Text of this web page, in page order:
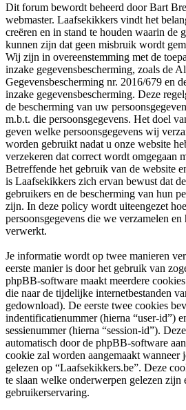
Dit forum bewordt beheerd door Bart
webmaster. Laafsekikkers vindt het
creëren en in stand te houden waarin de
kunnen zijn dat geen misbruik wordt
Wij zijn in overeenstemming met de
inzake gegevensbescherming, zoals de
Gegevensbescherming nr. 2016/679 en
inzake gegevensbescherming. Deze
de bescherming van uw
m.b.t. die persoonsgegevens. Het doel
geven welke persoonsgegevens wij
worden gebruikt nadat u onze website
verzekeren dat correct wordt omgegaan
Betreffende het gebruik van de website
is Laafsekikkers zich ervan bewust dat
gebruikers en de bescherming van hun
zijn. In deze policy wordt uiteengezet
persoonsgegevens die we verzamelen
verwerkt.
Je informatie wordt op twee manieren
eerste manier is door het gebruik van
phpBB-software maakt meerdere
die naar de tijdelijke internetbestanden
gedownload). De eerste twee cookies
indentificatienummer (hierna “user-id”)
sessienummer (hierna “session-id”).
automatisch door de phpBB-software
cookie zal worden aangemaakt wanneer
gelezen op “Laafsekikkers.be”. Deze
te slaan welke onderwerpen gelezen zijn
gebruikerservaring.